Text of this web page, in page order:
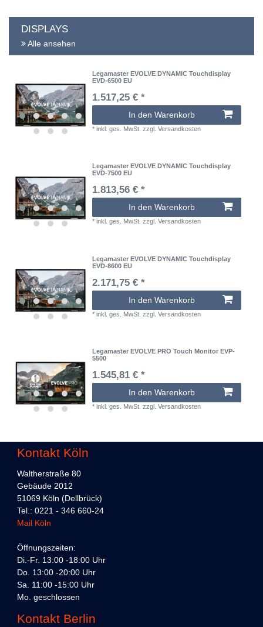
DISPLAYS
Alle ansehen
Legamaster EVOLVE DYNAMIC Touchdisplay
EVD-6500 EU
1.517,25 € *
In den Warenkorb
*inkl. ges. MwSt. zzgl.Versandkosten
Legamaster EVOLVE DYNAMIC Touchdisplay
EVD-7500 EU
1.813,56 € *
In den Warenkorb
*inkl. ges. MwSt. zzgl.Versandkosten
Legamaster EVOLVE DYNAMIC Touchdisplay
EVD-8600 EU
2.171,75 € *
In den Warenkorb
*inkl. ges. MwSt. zzgl.Versandkosten
Legamaster EVOLVE PRO Touch Monitor EVP-
5500
1.545,81 € *
In den Warenkorb
*inkl. ges. MwSt. zzgl.Versandkosten
Kontakt Köln
Waltherstraße 80
Gebäude 2012
51069 Köln (Dellbrück)
Tel.: 0221 - 346 660-24
Mail Köln
Öffnungszeiten:
Di.-Fr. 13:00 -18:00 Uhr
Do. 13:00 -20:00 Uhr
Sa. 11:00 -15:00 Uhr
Mo. geschlossen
Kontakt Berlin